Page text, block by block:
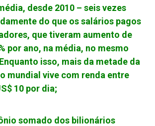
desde 2010 – seis vezes
do que os salários pagos
que tiveram aumento de
por ano, na média, no mesmo
isso, mais da metade da
mundial vive com renda entre
10 por dia;
somado dos bilionários